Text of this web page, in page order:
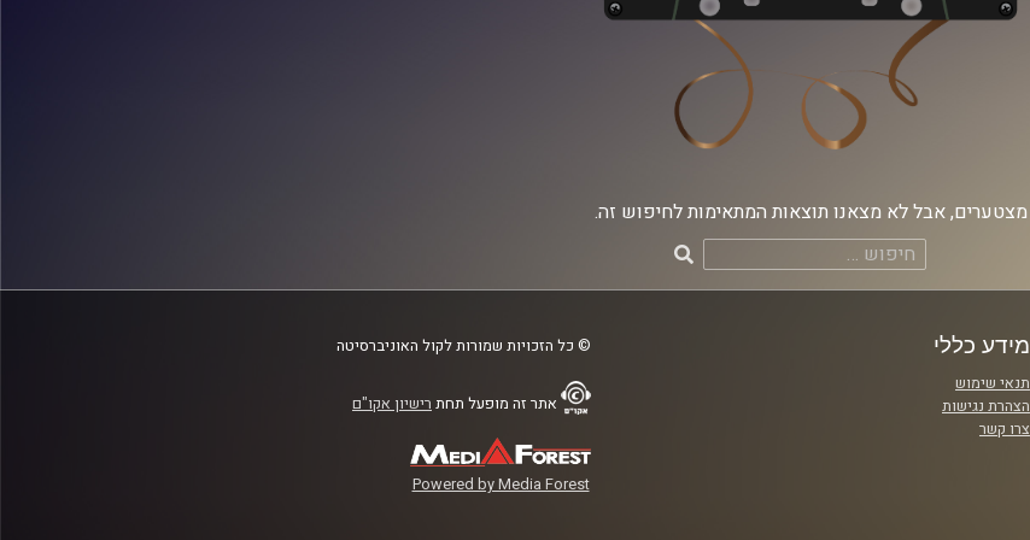
מצטערים, אבל לא מצאנו תוצאות המתאימות לחיפוש זה.
חיפוש:
מידע כללי
תנאי שימוש
הצהרת נגישות
צרו קשר
© כל הזכויות שמורות לקול האוניברסיטה
אתר זה מופעל תחת רישיון אקו"ם
Powered by Media Forest